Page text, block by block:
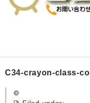
HOME
卒園記念品
C34-crayon-class-